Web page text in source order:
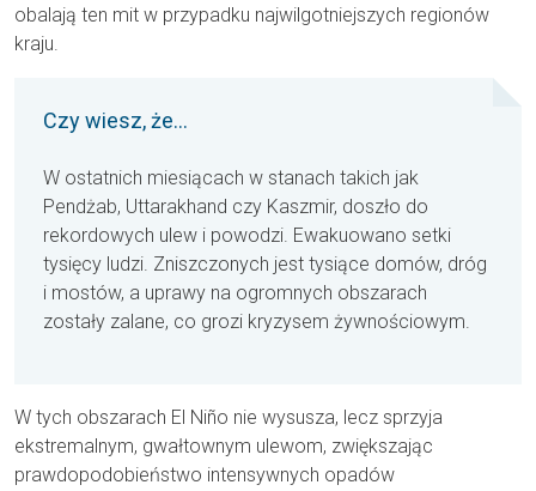
obalają ten mit w przypadku najwilgotniejszych regionów
kraju.
Czy wiesz, że...
W ostatnich miesiącach w stanach takich jak
Pendżab, Uttarakhand czy Kaszmir, doszło do
rekordowych ulew i powodzi. Ewakuowano setki
tysięcy ludzi. Zniszczonych jest tysiące domów, dróg
i mostów, a uprawy na ogromnych obszarach
zostały zalane, co grozi kryzysem żywnościowym.
W tych obszarach El Niño nie wysusza, lecz sprzyja
ekstremalnym, gwałtownym ulewom, zwiększając
prawdopodobieństwo intensywnych opadów